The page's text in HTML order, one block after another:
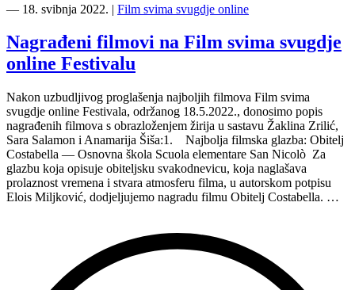
smo
Film
svima
svugdje
putovanje”
― 18. svibnja 2022. | Film svima svugdje online
Nagrađeni filmovi na Film svima svugdje
online Festivalu
Nakon uzbudljivog proglašenja najboljih filmova Film svima
svugdje online Festivala, održanog 18.5.2022., donosimo popis
nagrađenih filmova s obrazloženjem žirija u sastavu Žaklina Zrilić,
Sara Salamon i Anamarija Šiša:1. Najbolja filmska glazba: Obitelj
Costabella — Osnovna škola Scuola elementare San Nicolò Za
glazbu koja opisuje obiteljsku svakodnevicu, koja naglašava
prolaznost vremena i stvara atmosferu filma, u autorskom potpisu
Elois Miljković, dodjeljujemo nagradu filmu Obitelj Costabella. …